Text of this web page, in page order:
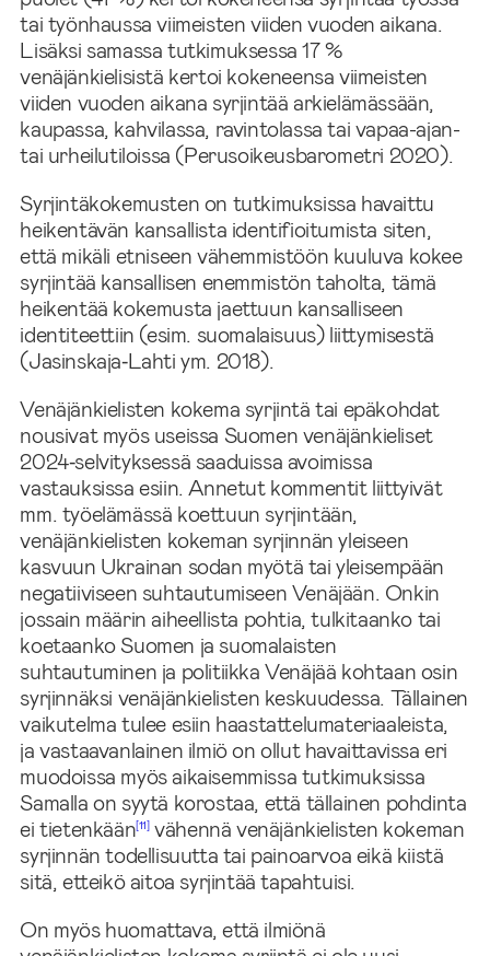
tai työnhaussa viimeisten viiden vuoden aikana.
Lisäksi samassa tutkimuksessa 17 %
venäjänkielisistä kertoi kokeneensa viimeisten
viiden vuoden aikana syrjintää arkielämässään,
kaupassa, kahvilassa, ravintolassa tai vapaa-ajan-
tai urheilutiloissa (Perusoikeusbarometri 2020).
Syrjintäkokemusten on tutkimuksissa havaittu
heikentävän kansallista identifioitumista siten,
että mikäli etniseen vähemmistöön kuuluva kokee
syrjintää kansallisen enemmistön taholta, tämä
heikentää kokemusta jaettuun kansalliseen
identiteettiin (esim. suomalaisuus) liittymisestä
(Jasinskaja‑Lahti ym. 2018).
Venäjänkielisten kokema syrjintä tai epäkohdat
nousivat myös useissa Suomen venäjänkieliset
2024‑selvityksessä saaduissa avoimissa
vastauksissa esiin. Annetut kommentit liittyivät
mm. työelämässä koettuun syrjintään,
venäjänkielisten kokeman syrjinnän yleiseen
kasvuun Ukrainan sodan myötä tai yleisempään
negatiiviseen suhtautumiseen Venäjään. Onkin
jossain määrin aiheellista pohtia, tulkitaanko tai
koetaanko Suomen ja suomalaisten
suhtautuminen ja politiikka Venäjää kohtaan osin
syrjinnäksi venäjänkielisten keskuudessa. Tällainen
vaikutelma tulee esiin haastattelumateriaaleista,
ja vastaavanlainen ilmiö on ollut havaittavissa eri
muodoissa myös aikaisemmissa tutkimuksissa
Samalla on syytä korostaa, että tällainen pohdinta
ei tietenkään[11]vähennä venäjänkielisten kokeman
syrjinnän todellisuutta tai painoarvoa eikä kiistä
sitä, etteikö aitoa syrjintää tapahtuisi.
On myös huomattava, että ilmiönä